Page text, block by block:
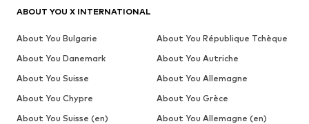
ABOUT YOU X INTERNATIONAL
About You Bulgarie
About You République Tchèque
About You Danemark
About You Autriche
About You Suisse
About You Allemagne
About You Chypre
About You Grèce
About You Suisse (en)
About You Allemagne (en)